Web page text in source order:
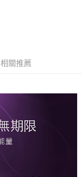
邦商業銀行
商業銀行
銀行
灣）商業銀行
商業銀行
相關推薦